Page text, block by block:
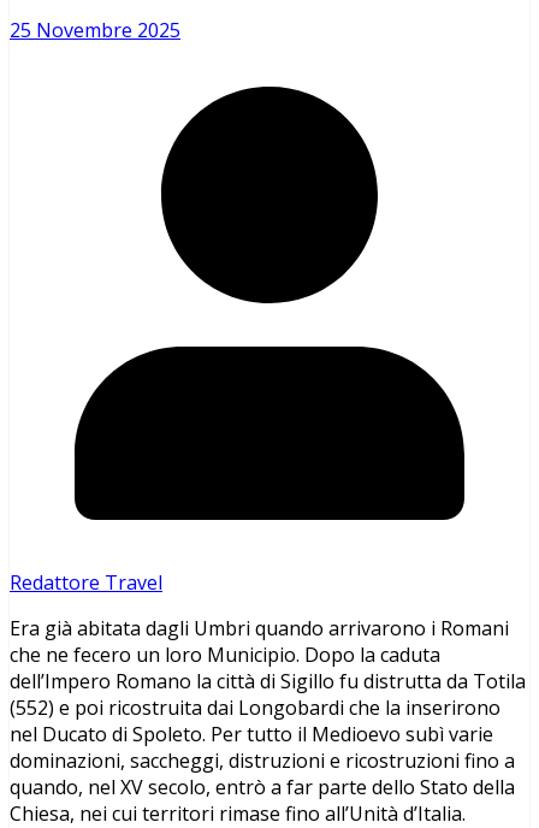
25 Novembre 2025
Redattore Travel
Era già abitata dagli Umbri quando arrivarono i Romani
che ne fecero un loro Municipio. Dopo la caduta
dell’Impero Romano la città di Sigillo fu distrutta da Totila
(552) e poi ricostruita dai Longobardi che la inserirono
nel Ducato di Spoleto. Per tutto il Medioevo subì varie
dominazioni, saccheggi, distruzioni e ricostruzioni fino a
quando, nel XV secolo, entrò a far parte dello Stato della
Chiesa, nei cui territori rimase fino all’Unità d’Italia.